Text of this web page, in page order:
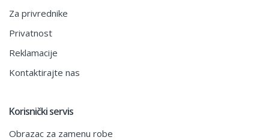
Za privrednike
Privatnost
Reklamacije
Kontaktirajte nas
Korisnički servis
Obrazac za zamenu robe